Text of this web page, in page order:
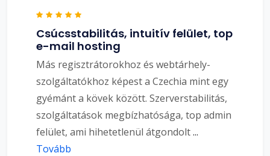
Csúcsstabilitás, intuitív felület, top
e-mail hosting
Más regisztrátorokhoz és webtárhely-
szolgáltatókhoz képest a Czechia mint egy
gyémánt a kövek között. Szerverstabilitás,
szolgáltatások megbízhatósága, top admin
felület, ami hihetetlenül átgondolt...
Tovább